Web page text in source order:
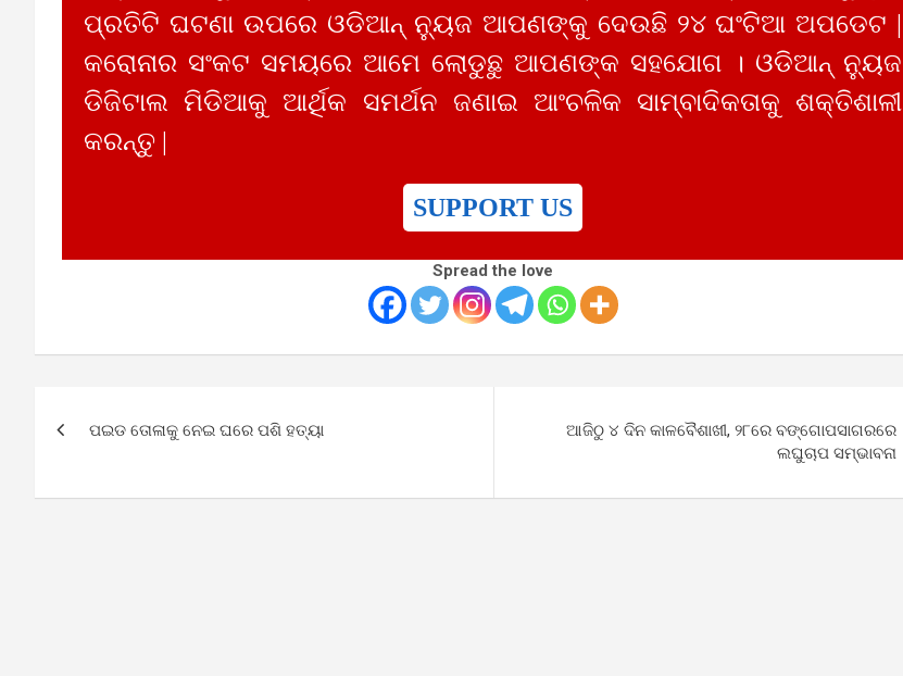
ପ୍ରତିଟି ଘଟଣା ଉପରେ ଓଡିଆନ୍ ନ୍ୟୁଜ ଆପଣଙ୍କୁ ଦେଉଛି ୨୪ ଘଂଟିଆ ଅପଡେଟ |
କରୋନାର ସଂକଟ ସମୟରେ ଆମେ ଲୋଡୁଛୁ ଆପଣଙ୍କ ସହଯୋଗ । ଓଡିଆନ୍ ନ୍ୟୁଜ
ଡିଜିଟାଲ ମିଡିଆକୁ ଆର୍ଥିକ ସମର୍ଥନ ଜଣାଇ ଆଂଚଳିକ ସାମ୍ବାଦିକତାକୁ ଶକ୍ତିଶାଳୀ
କରନ୍ତୁ |
SUPPORT US
Spread the love
navigation
ପଇଡ ତୋଳାକୁ ନେଇ ଘରେ ପଶି ହତ୍ୟା
ଆଜିଠୁ ୪ ଦିନ କାଳବୈଶାଖୀ, ୨୮ରେ ବଙ୍ଗୋପସାଗରରେ
ଲଘୁଚାପ ସମ୍ଭାବନା